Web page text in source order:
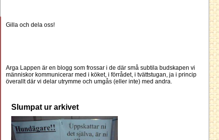
Gilla och dela oss!
Arga Lappen är en blogg som frossar i de där små subtila budskapen vi
människor kommunicerar med i köket, i förrådet, i tvättstugan, ja i princip
överallt där vi delar utrymme och umgås (eller inte) med andra.
Slumpat ur arkivet